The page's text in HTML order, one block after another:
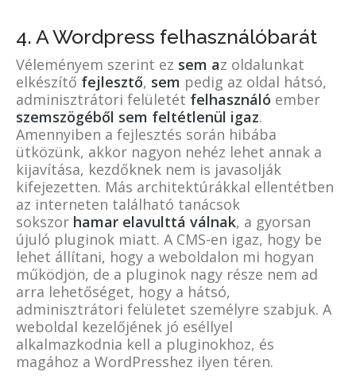
4. A Wordpress felhasználóbarát
Véleményem szerint ez sem az oldalunkat
elkészítő fejlesztő, sem pedig az oldal hátsó,
adminisztrátori felületét felhasználó ember
szemszögéből sem feltétlenül igaz.
Amennyiben a fejlesztés során hibába
ütközünk, akkor nagyon nehéz lehet annak a
kijavítása, kezdőknek nem is javasolják
kifejezetten. Más architektúrákkal ellentétben
az interneten található tanácsok
sokszor hamar elavulttá válnak, a gyorsan
újuló pluginok miatt. A CMS-en igaz, hogy be
lehet állítani, hogy a weboldalon mi hogyan
működjön, de a pluginok nagy része nem ad
arra lehetőséget, hogy a hátsó,
adminisztrátori felületet személyre szabjuk. A
weboldal kezelőjének jó eséllyel
alkalmazkodnia kell a pluginokhoz, és
magához a WordPresshez ilyen téren.